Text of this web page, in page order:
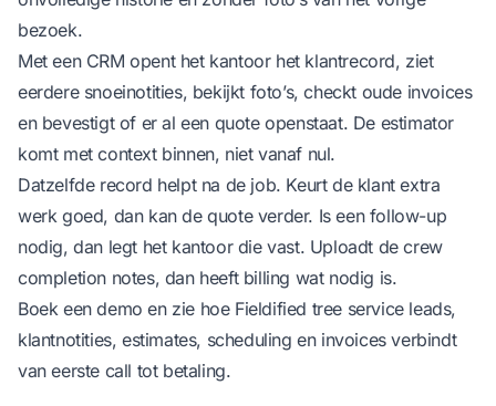
bezoek.
Met een CRM opent het kantoor het klantrecord, ziet
eerdere snoeinotities, bekijkt foto’s, checkt oude invoices
en bevestigt of er al een quote openstaat. De estimator
komt met context binnen, niet vanaf nul.
Datzelfde record helpt na de job. Keurt de klant extra
werk goed, dan kan de quote verder. Is een follow-up
nodig, dan legt het kantoor die vast. Uploadt de crew
completion notes, dan heeft billing wat nodig is.
Boek een demo en zie hoe Fieldified tree service leads,
klantnotities, estimates, scheduling en invoices verbindt
van eerste call tot betaling.